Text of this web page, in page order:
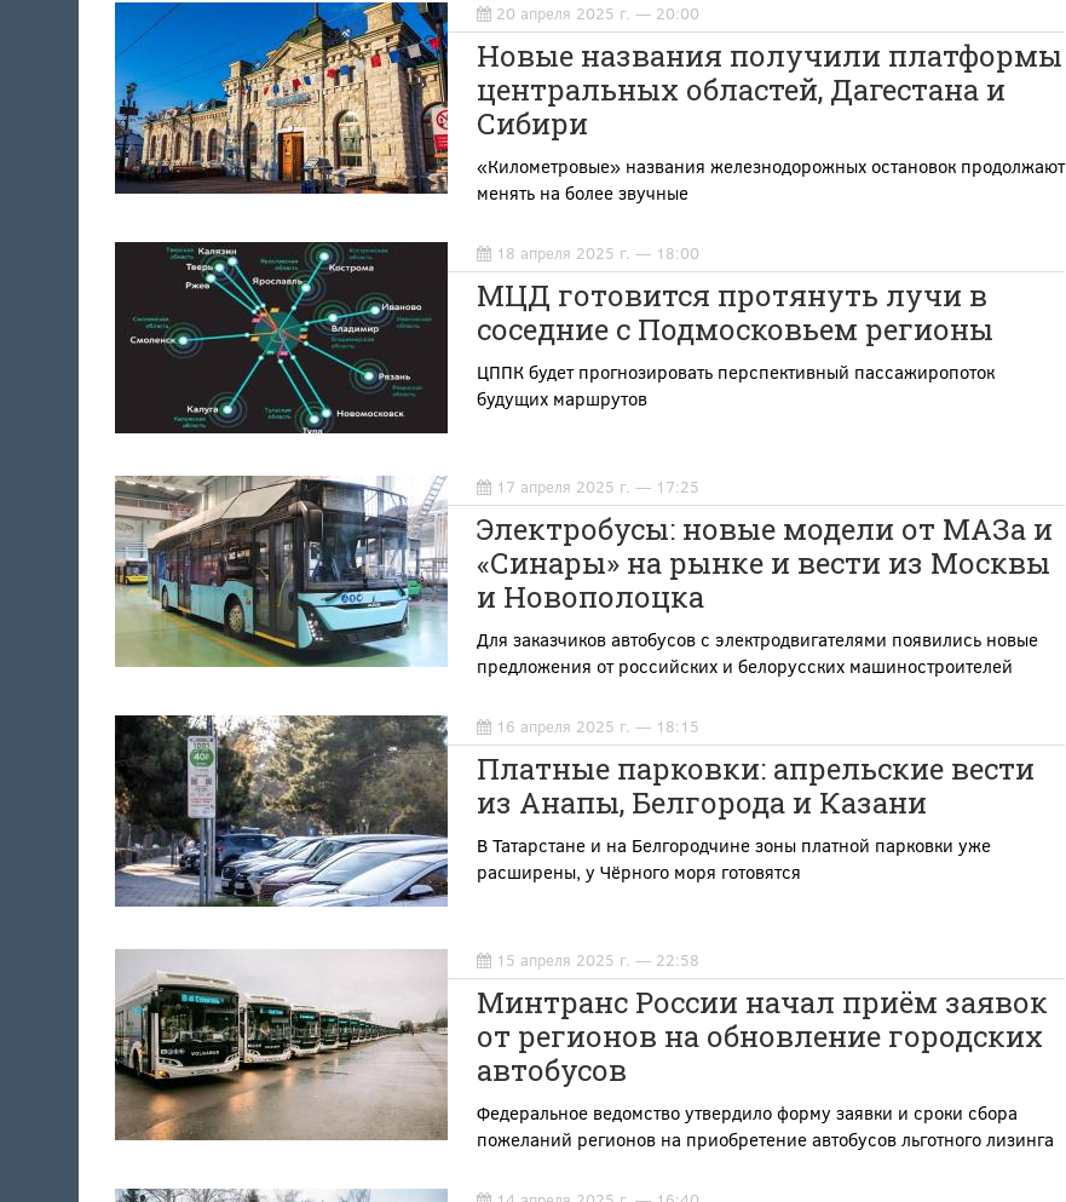
20 апреля 2025 г. — 20:00
Новые названия получили платформы
центральных областей, Дагестана и
Сибири
«Километровые» названия железнодорожных остановок продолжают
менять на более звучные
18 апреля 2025 г. — 18:00
МЦД готовится протянуть лучи в
соседние с Подмосковьем регионы
ЦППК будет прогнозировать перспективный пассажиропоток
будущих маршрутов
17 апреля 2025 г. — 17:25
Электробусы: новые модели от МАЗа и
«Синары» на рынке и вести из Москвы
и Новополоцка
Для заказчиков автобусов с электродвигателями появились новые
предложения от российских и белорусских машиностроителей
16 апреля 2025 г. — 18:15
Платные парковки: апрельские вести
из Анапы, Белгорода и Казани
В Татарстане и на Белгородчине зоны платной парковки уже
расширены, у Чёрного моря готовятся
15 апреля 2025 г. — 22:58
Минтранс России начал приём заявок
от регионов на обновление городских
автобусов
Федеральное ведомство утвердило форму заявки и сроки сбора
пожеланий регионов на приобретение автобусов льготного лизинга